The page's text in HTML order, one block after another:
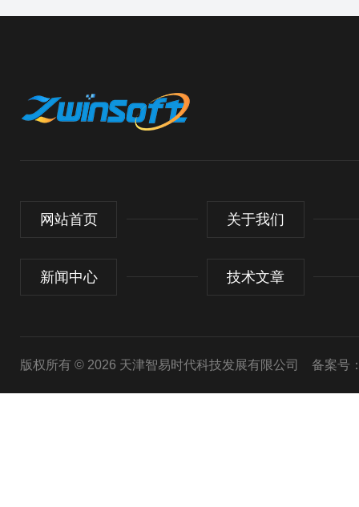
网站首页 关于我们
新闻中心 技术文章
版权所有 © 2026 天津智易时代科技发展有限公司 备案号